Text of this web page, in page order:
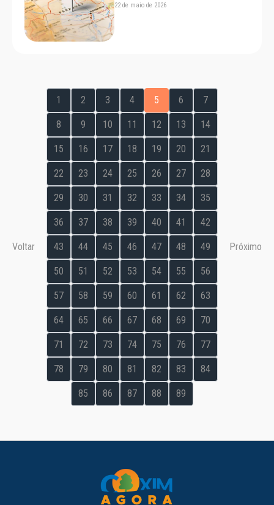
22 de maio de 2026
Voltar
1 2 3 4 5 6 7
8 9 10 11 12 13 14
15 16 17 18 19 20 21
22 23 24 25 26 27 28
29 30 31 32 33 34 35
36 37 38 39 40 41 42
43 44 45 46 47 48 49
50 51 52 53 54 55 56
57 58 59 60 61 62 63
64 65 66 67 68 69 70
71 72 73 74 75 76 77
78 79 80 81 82 83 84
85 86 87 88 89
Próximo